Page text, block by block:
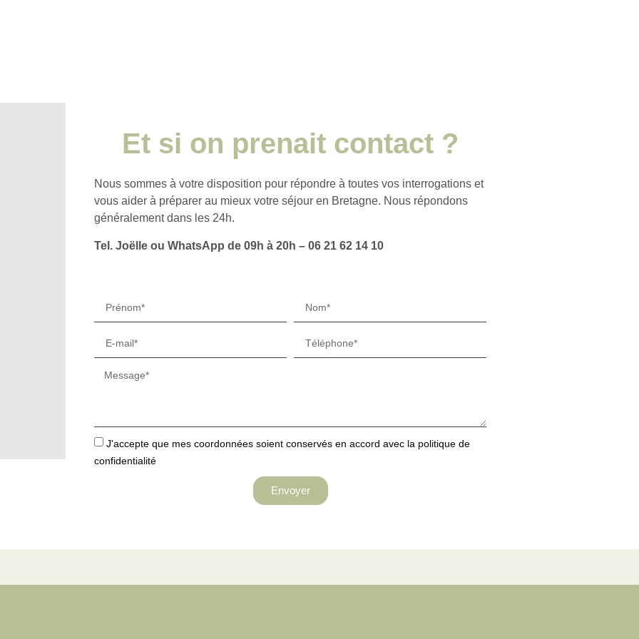
Et si on prenait contact ?
Nous sommes à votre disposition pour répondre à toutes vos interrogations et
vous aider à préparer au mieux votre séjour en Bretagne. Nous répondons
généralement dans les 24h.
Tel. Joëlle ou WhatsApp de 09h à 20h – 06 21 62 14 10
J'accepte que mes coordonnées soient conservés en accord avec la politique de
confidentialité
Envoyer